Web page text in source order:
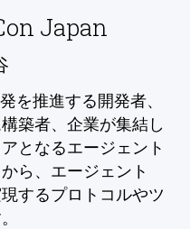
Japan
を推進する開発者、
築者、企業が集結し
となるエージェント
ら、エージェント
するプロトコルやツ